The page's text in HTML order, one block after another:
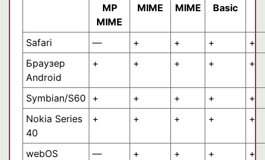
MP
MIME
MIME
MIME
Basic
Safari — + + +
+
Браузер
Android
+ + + + +
Symbian/S60 + + + +
+
Nokia Series
40
+ + + + +
webOS — + + +
+